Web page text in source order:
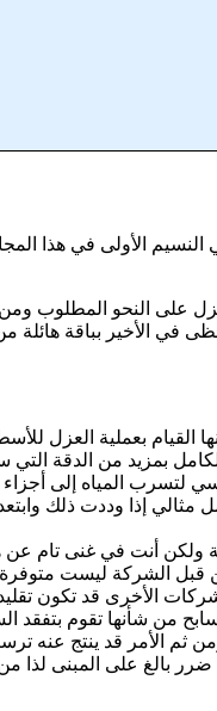
في هذا المجال
على النحو المطلوب
الأخير بباقة هائلة من
بعملية العزل
بمزيد من الدقة
لتسرب المياه إلى أجزاء
مثالي إذا وددت ذلك
أنت في غنى تام عن
قبل الشركة ليست
الأخرى قد تكون
من شأنها تقوم
الأمر قد ينتج عنه
ضرر بالغ على المبنى